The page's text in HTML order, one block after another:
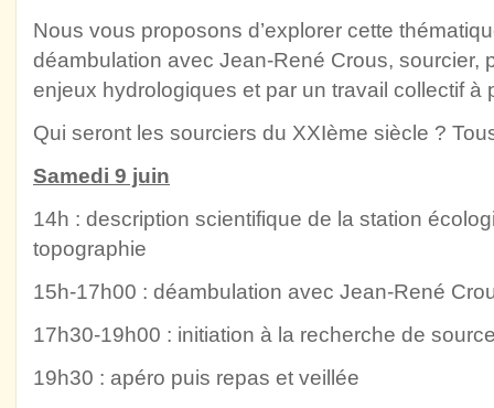
Nous vous proposons d’explorer cette
déambulation avec Jean-René Crous, sourcier,
enjeux hydrologiques et par un travail collectif à
Qui seront les sourciers du XXIème siècle ?
Samedi 9 juin
14h : description scientifique de la station
topographie
15h-17h00 : déambulation avec Jean-René
17h30-19h00 : initiation à la recherche de
19h30 : apéro puis repas et veillée